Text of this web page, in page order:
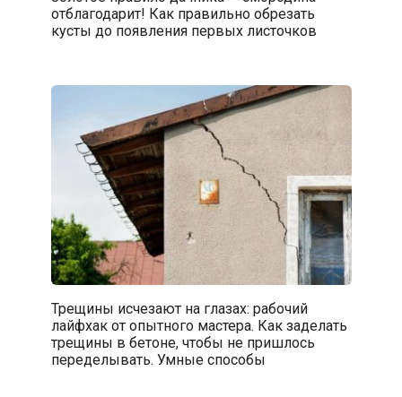
отблагодарит! Как правильно обрезать
кусты до появления первых листочков
Трещины исчезают на глазах: рабочий
лайфхак от опытного мастера. Как заделать
трещины в бетоне, чтобы не пришлось
переделывать. Умные способы